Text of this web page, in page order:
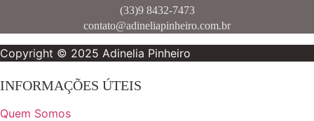
(33)9 8432-7473
contato@adineliapinheiro.com.br
Copyright © 2025 Adinelia Pinheiro
INFORMAÇÕES ÚTEIS
Quem Somos